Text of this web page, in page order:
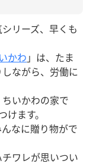
リーズ、早くも
かわ 」は、たま
ながら、労働に
いかわの家で
ます。
なに贈り物がで
ワレが思いつい